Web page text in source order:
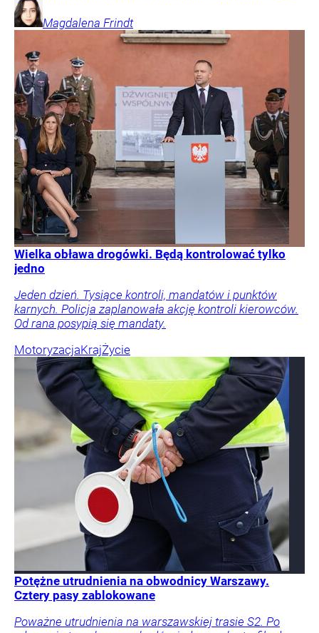
Magdalena Frindt
Wielka obława drogówki. Będą kontrolować tylko
jedno
Jeden dzień. Tysiące kontroli, mandatów i punktów
karnych. Policja zaplanowała akcję kontroli kierowców.
Od rana posypią się mandaty.
MotoryzacjaKrajŻycie
Potężne utrudnienia na obwodnicy Warszawy.
Cztery pasy zablokowane
Poważne utrudnienia na warszawskiej trasie S2. Po